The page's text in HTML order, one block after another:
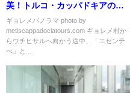
美！トルコ・カッパドキアの絶
景ポイント６選
ギョレメパノラマ photo by
metiscappadociatours.com ギョレメ村か
らウチヒサルへ向かう途中、「エセンテ
ぺ」と...